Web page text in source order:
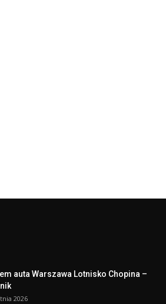
auta Warszawa Lotnisko Chopina –
2026